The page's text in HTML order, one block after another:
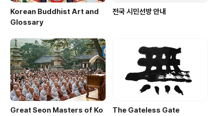
Korean Buddhist Art and
Glossary
전국 시민선방 안내
Great Seon Masters of Ko
The Gateless Gate